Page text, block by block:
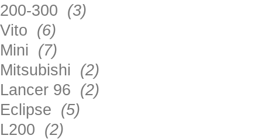
200-300 (3)
Vito (6)
Mini (7)
Mitsubishi (2)
Lancer 96 (2)
Eclipse (5)
L200 (2)